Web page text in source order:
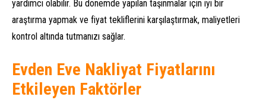
yardımcı olabilir. Bu dönemde yapılan taşınmalar için iyi bir
araştırma yapmak ve fiyat tekliflerini karşılaştırmak, maliyetleri
kontrol altında tutmanızı sağlar.
Evden Eve Nakliyat Fiyatlarını
Etkileyen Faktörler